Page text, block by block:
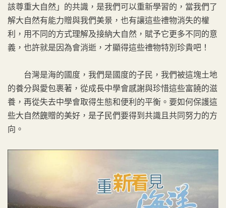
該尊重大自然」的共識，是我們可以重新學習的，當我們了
解大自然有能力贈與我們美景，也有讓這些禮物消失的權
利，用不同的方式理解及接納大自然，賦予它更多不同的意
義，也許就是因為會消逝，才顯得這些禮物特別珍貴吧！
台灣是海的國度，我們是國度的子民，我們被這塊土地
的養分與愛包裹著，從成長中學會感謝與珍惜這些富饒的滋
養，再從失去中學會取得生態和便利的平衡。要如何保護這
些大自然餽贈的美好，是子民們要得到共識且共同努力的方
向。